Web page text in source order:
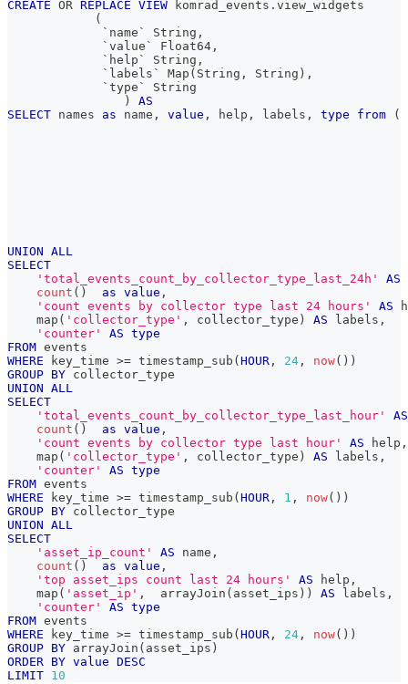
CREATE OR REPLACE VIEW komrad_events . view_widgets
(
` name ` String ,
` value ` Float64 ,
` help ` String ,
` labels ` Map ( String , String ) ,
` type `
String
)
AS
SELECT names as name , value , help , labels , type from (
UNION ALL
SELECT
'total_events_count_by_collector_type_last_24h'
AS
count ( ) as value ,
'count events by collector type last 24 hours'
AS
    map
( 'collector_type' , collector_type ) AS labels ,
'counter'
AS type
FROM events
WHERE key_time >= timestamp_sub ( HOUR , 24 , now( ) )
GROUP BY collector_type
UNION ALL
SELECT
'total_events_count_by_collector_type_last_hour'
AS
count ( ) as value ,
'count events by collector type last hour'
AS help ,
    map
( 'collector_type' , collector_type ) AS labels ,
'counter'
AS type
FROM events
WHERE key_time >= timestamp_sub ( HOUR , 1 , now( ) )
GROUP BY collector_type
UNION ALL
SELECT
'asset_ip_count'
AS name ,
count ( ) as value ,
'top asset_ips count last 24 hours'
AS help ,
    map
( 'asset_ip' ,
  arrayJoin
( asset_ips ) ) AS labels ,
'counter'
AS type
FROM events
WHERE key_time >= timestamp_sub ( HOUR , 24 , now( ) )
GROUP BY arrayJoin ( asset_ips )
ORDER BY value DESC
LIMIT 10